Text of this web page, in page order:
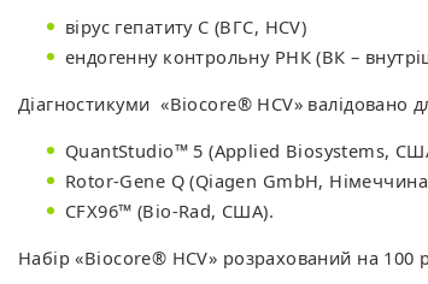
вірус гепатиту C (ВГС, HCV)
ендогенну контрольну РНК (ВК –
Діагностикуми «Biocore® HCV» валідовано
QuantStudio™ 5 (Applied Biosystems,
Rotor-Gene Q (Qiagen GmbH,
CFX96™ (Bio-Rad, США).
Набір «Biocore® HCV» розрахований на 100